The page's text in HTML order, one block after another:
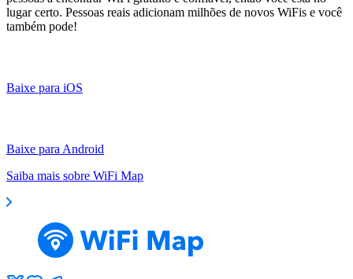
lugar certo. Pessoas reais adicionam milhões de novos WiFis e você
também pode!
Baixe para iOS
Baixe para Android
Saiba mais sobre WiFi Map